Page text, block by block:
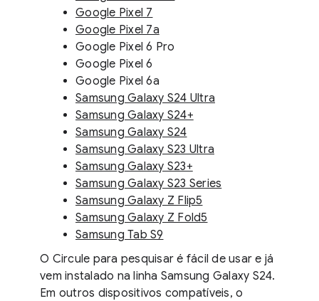
Google Pixel 7
Google Pixel 7a
Google Pixel 6 Pro
Google Pixel 6
Google Pixel 6a
Samsung Galaxy S24 Ultra
Samsung Galaxy S24+
Samsung Galaxy S24
Samsung Galaxy S23 Ultra
Samsung Galaxy S23+
Samsung Galaxy S23 Series
Samsung Galaxy Z Flip5
Samsung Galaxy Z Fold5
Samsung Tab S9
O Circule para pesquisar é fácil de usar e já
vem instalado na linha Samsung Galaxy S24.
Em outros dispositivos compatíveis, o